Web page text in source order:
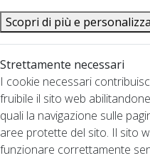
Scopri di più e personalizza
Strettamente necessari
I cookie necessari
fruibile il sito web
quali la navigazione sulle
aree protette del sito. Il sito
funzionare correttamente